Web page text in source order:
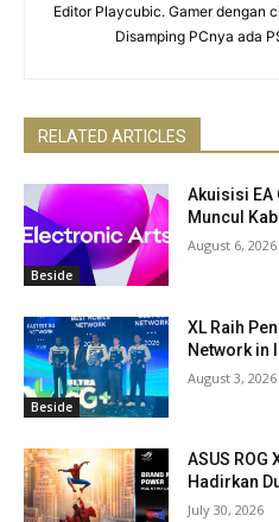
Editor Playcubic. Gamer dengan
Disamping PCnya ada
RELATED ARTICLES
Beside
Akuisisi EA
Muncul
August 6, 2026
Beside
XL Raih
Network in
August 3, 2026
ASUS
Hadirkan
July 30, 2026